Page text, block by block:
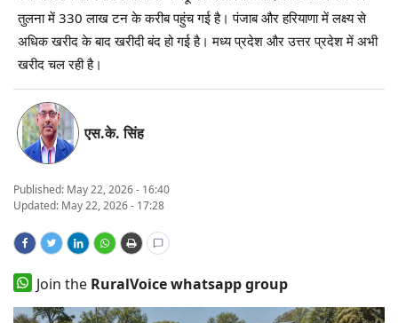
Opinion
Magazine
States
Events
Agribusiness
तुलना में 330 लाख टन के करीब पहुंच गई है। पंजाब और हरियाणा में लक्ष्य से
अधिक खरीद के बाद खरीदी बंद हो गई है। मध्य प्रदेश और उत्तर प्रदेश में अभी
खरीद चल रही है।
एस.के. सिंह
Published: May 22, 2026 - 16:40
Updated: May 22, 2026 - 17:28
Join the RuralVoice whatsapp group